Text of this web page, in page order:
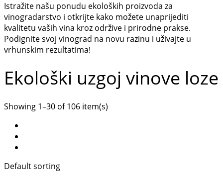
Istražite našu ponudu ekoloških proizvoda za
vinogradarstvo i otkrijte kako možete unaprijediti
kvalitetu vaših vina kroz održive i prirodne prakse.
Podignite svoj vinograd na novu razinu i uživajte u
vrhunskim rezultatima!
Ekološki uzgoj vinove loze
Showing 1–30 of 106 item(s)
Default sorting